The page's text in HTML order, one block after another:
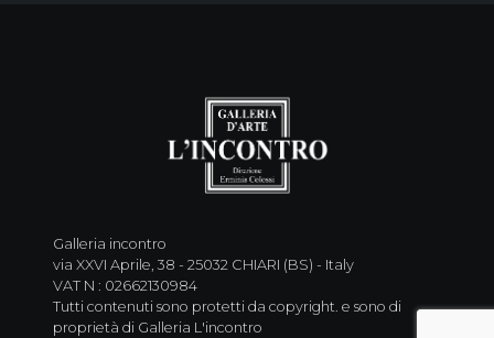
Galleria incontro
via XXVI Aprile, 38 - 25032 CHIARI (BS) - Italy
VAT N : 02662130984
Tutti contenuti sono protetti da copyright. e sono di
proprietà di Galleria L'incontro